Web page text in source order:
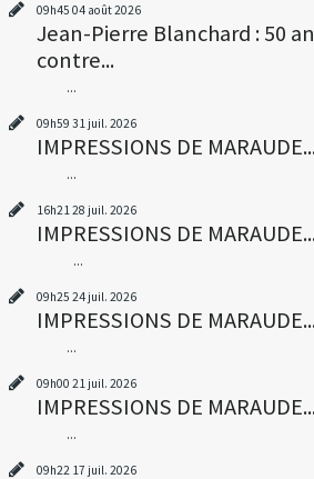
09h45 04 août 2026
Jean-Pierre Blanchard : 50
contre...
...
09h59 31 juil. 2026
IMPRESSIONS DE
...
16h2128 juil. 2026
IMPRESSIONS DE
...
09h25 24 juil. 2026
IMPRESSIONS DE
...
09h00 21 juil. 2026
IMPRESSIONS DE
...
09h22 17 juil. 2026